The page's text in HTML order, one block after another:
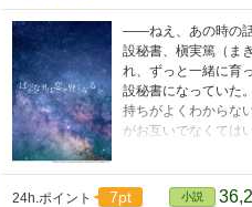
――ねえ、あの時の話
設秘書、槇実篤（ま
れ、ずっと一緒に育
設秘書になっていた
持ちがよくわからな
がお互いでなくては
公開中です。 あち
ください。
24h.ポイント
7pt 小説